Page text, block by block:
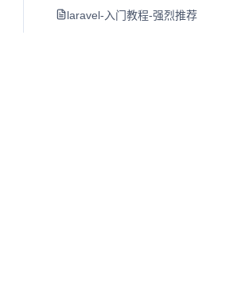
laravel-入门教程-强烈推荐